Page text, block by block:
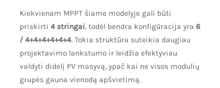
Kiekvienam MPPT šiame modelyje gali būti
priskirti 4 stringai, todėl bendra konfigūracija yra 6
/ 4+4+4+4+4+4. Tokia struktūra suteikia daugiau
projektavimo lankstumo ir leidžia efektyviau
valdyti didelį PV masyvą, ypač kai ne visos modulių
grupės gauna vienodą apšvietimą.